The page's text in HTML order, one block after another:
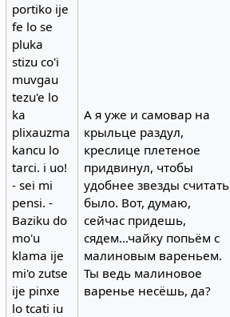
portiko ije
fe lo se
pluka
stizu co'i
muvgau
tezu'e lo
ka
plixauzma
kancu lo
tarci. i uo!
- sei mi
pensi. -
Baziku do
mo'u
klama ije
mi'o zutse
ije pinxe
lo tcati iu
А я уже и самовар на
крыльце раздул,
креслице плетеное
придвинул, чтобы
удобнее звезды считать
было. Вот, думаю,
сейчас придешь,
сядем...чайку попьём с
малиновым вареньем.
Ты ведь малиновое
варенье несёшь, да?